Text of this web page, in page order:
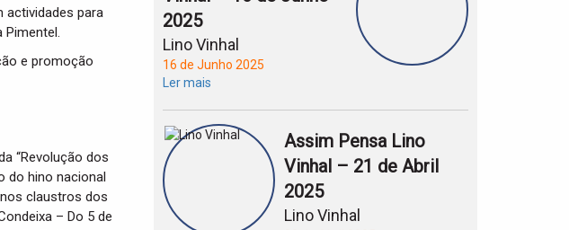
actividades para
Pimentel.
e promoção
“Revolução dos
do hino nacional
claustros dos
– Do 5 de
2025
Lino Vinhal
16 de Junho 2025
Ler mais
Assim Pensa Lino
Vinhal – 21 de Abril
2025
Lino Vinhal